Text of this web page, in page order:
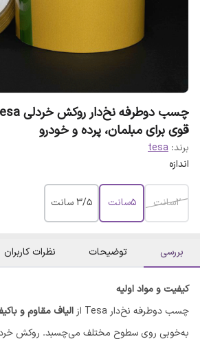
قوی برای مبلمان، پرده و خودرو
برند: tesa
اندازه
2سانت 5سانت ۳/۵ سانت
بررسی توضیحات نظرات کاربران
کیفیت و مواد اولیه
چسب دوطرفه نخ‌دار Tesa از
الیاف مقاوم و
به‌خوبی روی سطوح مختلف می‌چسبد. روکش